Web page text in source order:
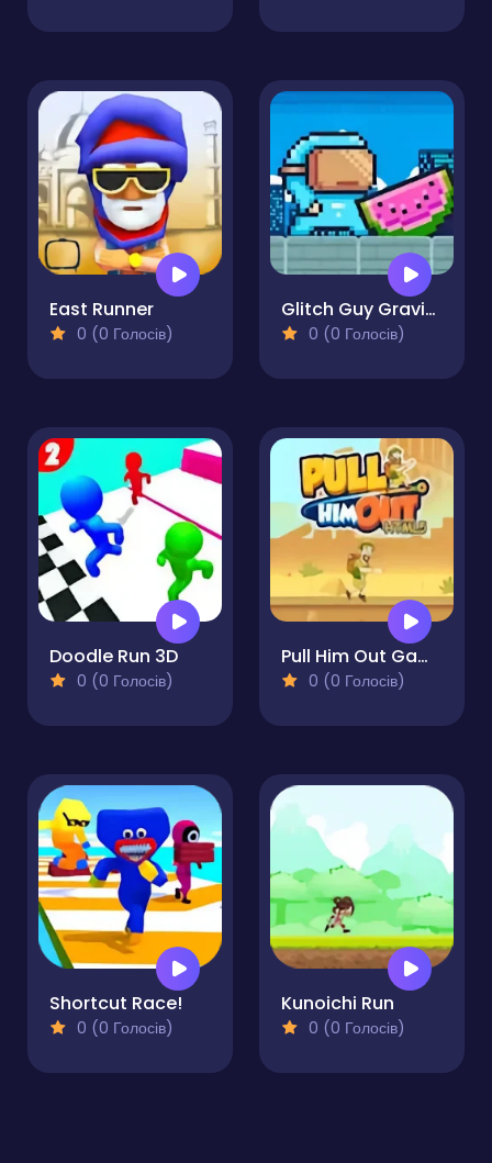
East Runner
0 (0 Голосів)
Glitch Guy Gravity Run
0 (0 Голосів)
Doodle Run 3D
0 (0 Голосів)
Pull Him Out Game
0 (0 Голосів)
Shortcut Race!
0 (0 Голосів)
Kunoichi Run
0 (0 Голосів)